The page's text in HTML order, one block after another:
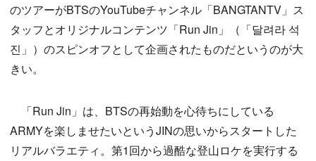
のツアーがBTSのYouTubeチャンネル「BANGTANTV」ス
タッフとオリジナルコンテンツ「Run Jin」（「달려라 석
진」）のスピンオフとして企画されたものだというのが大
きい。
「Run Jin」は、BTSの再始動を心待ちにしている
ARMYを楽しませたいというJINの思いからスタートした
リアルバラエティ。第1回から過酷な登山ロケを実行する